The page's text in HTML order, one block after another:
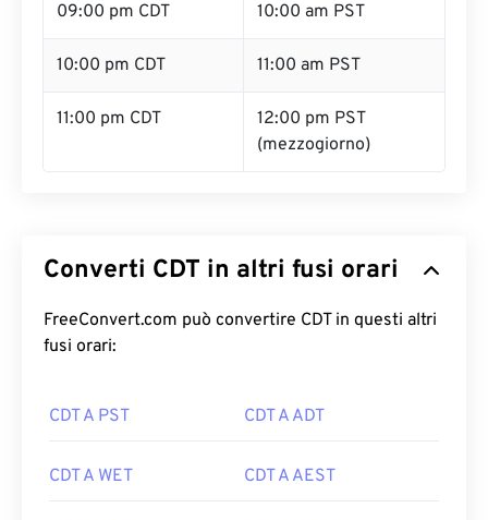
09:00 pm CDT 10:00 am PST
10:00 pm CDT 11:00 am PST
11:00 pm CDT
12:00 pm PST
(mezzogiorno)
Converti CDT in altri fusi orari
FreeConvert.com può convertire CDT in questi altri
fusi orari:
CDT A PST CDT A ADT
CDT A WET CDT A AEST